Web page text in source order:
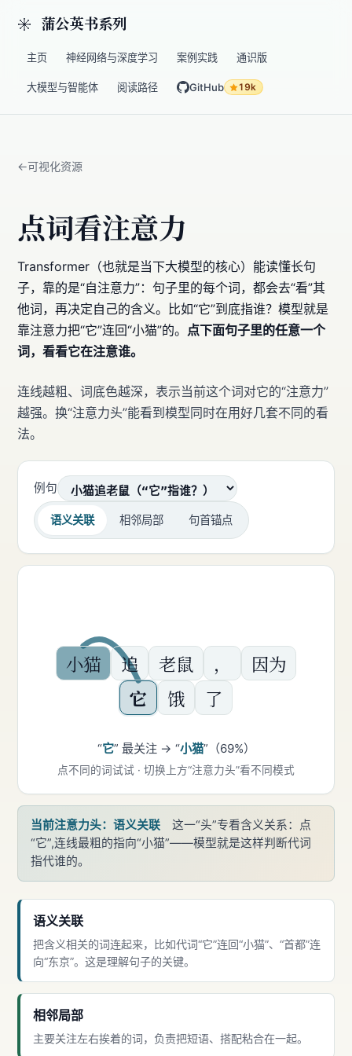
蒲公英书系列
主页 神经网络与深度学习 案例实践 通识版
大模型与智能体 阅读路径 GitHub 19k
可视化资源
点词看注意力
Transformer（也就是当下大模型的核心）能读懂长句
子，靠的是“自注意力”：句子里的每个词，都会去“看”其
他词，再决定自己的含义。比如“它”到底指谁？模型就是
靠注意力把“它”连回“小猫”的。 点下面句子里的任意一个
词，看看它在注意谁。
连线越粗、词底色越深，表示当前这个词对它的“注意力”
越强。换“注意力头”能看到模型同时在用好几套不同的看
法。
例句
语义关联 相邻局部 句首锚点
小猫 追 老鼠 ，
因为
它
饿 了
“它” 最关注 → “小猫”（69%）
点不同的词试试 · 切换上方“注意力头”看不同模式
当前注意力头：语义关联 这一“头”专看含义关系：点
“它”,连线最粗的指向“小猫”——模型就是这样判断代词
指代谁的。
语义关联
把含义相关的词连起来，比如代词“它”连回“小猫”、“首都”连
向“东京”。这是理解句子的关键。
相邻局部
主要关注左右挨着的词，负责把短语、搭配粘合在一起。